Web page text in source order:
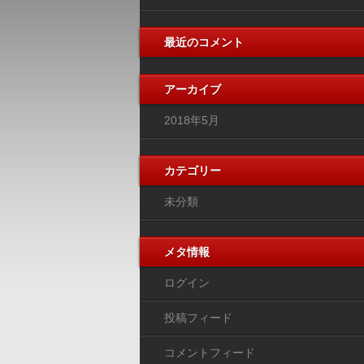
最近のコメント
アーカイブ
2018年5月
カテゴリー
未分類
メタ情報
ログイン
投稿フィード
コメントフィード